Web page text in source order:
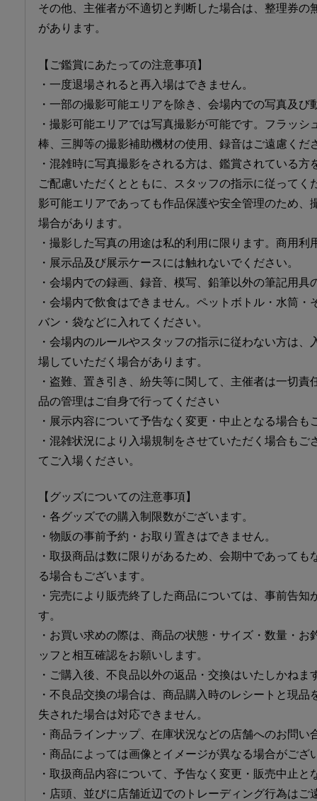
その他、主催者が不適切と判断した場合は、整理券の
があります。
【ご鑑賞にあたっての注意事項】
・一度退場されると再入場はできません。
・一部の撮影可能エリアを除き、会場内での写真及び
・撮影可能エリアでは写真撮影が可能です。フラッシ
棒、三脚等の撮影補助機材の使用、録音はご遠慮くだ
・混雑時に写真撮影をされる方は、鑑賞されている方
ご配慮いただくとともに、スタッフの指示に従ってく
影可能エリアであっても作品保護や安全管理のため、
場合があります。
・撮影した写真の用途は私的利用に限ります。商用利
・展示品及び展示ケースには触れないでください。
・会場内での録画、録音、模写、鉛筆以外の筆記用具
・会場内で飲食はできません。ペットボトル・水筒・
バン・袋などに入れてください。
・会場内のルールやスタッフの指示に従わない方は、
場していただく場合があります。
・盗難、置き引き、紛失等に関して、主催者は一切責
品の管理はご自身で行ってください
・展示内容について予告なく変更・中止となる場合も
・混雑状況により入場規制をさせていただく場合もご
てご入場ください。
【グッズについての注意事項】
・各グッズでの購入制限数がございます。
・物販の事前予約・お取り置きはできません。
・取扱商品は数に限りがあるため、会期中であっても
る場合もございます。
・完売により販売終了した商品については、事前告知
す。
・お買い求めの際は、商品の状態・サイズ・数量・お
ッフと相互確認をお願いします。
・ご購入後、不良品以外の返品・交換はいたしかねま
・不良品交換の場合は、商品購入時のレシートと現品
失された場合は対応できません。
・商品ラインナップ、在庫状況などの店舗へのお問い
・商品によっては画像とイメージが異なる場合がござ
・取扱商品内容について、予告なく変更・販売中止と
・店頭、並びに店舗近辺でのトレーディング行為はご